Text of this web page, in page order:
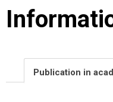
Publication in